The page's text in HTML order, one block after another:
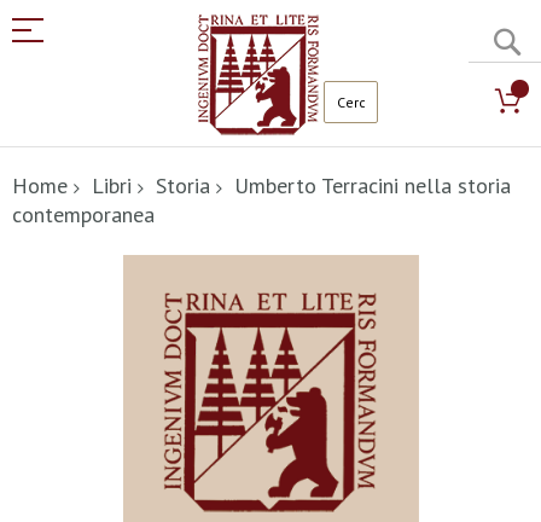
al
contenuto
Home Libri Storia
Umberto Terracini nella storia
contemporanea